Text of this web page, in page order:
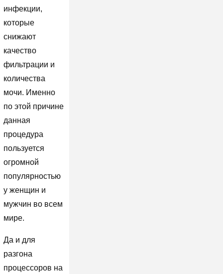
инфекции,
которые
снижают
качество
фильтрации и
количества
мочи. Именно
по этой причине
данная
процедура
пользуется
огромной
популярностью
у женщин и
мужчин во всем
мире.
Да и для
разгона
процессоров на